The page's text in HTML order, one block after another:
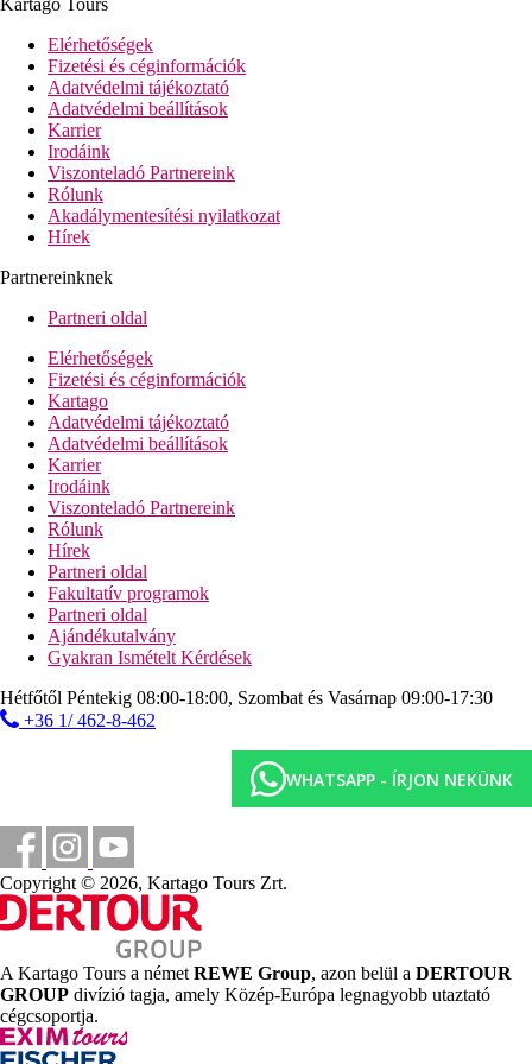
egyágyas oldalról tengerre néző szobák
tengerre néző szobák
egyágyas tengerre néző szobák
kétágyas szobák - melléképület (annex)
egyágyas szobák - melléképület (annex)
Szálloda felszereltsége
hall recepcióval
büféétterem
2 a'la carte-étterem (török, hal, tartózkodásonként 1x
ingyenes, előzetes foglalás szükséges)
lobby-bár
panorámás bár
diszkó
Wi-Fi ingyenesen
színpad
üzlet
konferenciaterem
fodrászat
2 medence (napágyak és napernyők ingyenesen)
2 csúszda
strandbár
Tengerpart
homokos strand kb. 200 m-re (ingyenes buszjárat)
napágyak és napernyők ingyenesen, törölközpk
ingyenesen (csere térítés ellenében)
Sport és szórakozás ingyenesen
vízi gimnasztika
boccia
darts
asztalitenisz
strandröplabda
aerobic
teniszpálya (kivilágítás és felszerelés térítés ellenében)
Sport és szórakozás térítés ellenében
vízi sportok a strandon (helyi szolgáltatóknál)
Kartago Tours
Elérhetőségek
Fizetési és céginformációk
Adatvédelmi tájékoztató
Adatvédelmi beállítások
Karrier
Irodáink
Viszonteladó Partnereink
Rólunk
Akadálymentesítési nyilatkozat
Hírek
Partnereinknek
Partneri oldal
Elérhetőségek
Fizetési és céginformációk
Kartago
Adatvédelmi tájékoztató
Adatvédelmi beállítások
Karrier
Irodáink
Viszonteladó Partnereink
Rólunk
Hírek
Partneri oldal
Fakultatív programok
Partneri oldal
Ajándékutalvány
Gyakran Ismételt Kérdések
Hétfőtől Péntekig 08:00-18:00, Szombat és Vasárnap 09:00-17:30
+36 1/ 462-8-462
WHATSAPP - ÍRJON NEKÜNK
Copyright © 2026, Kartago Tours Zrt.
A Kartago Tours a német REWE Group, azon belül a DERTOUR
GROUP divízió tagja, amely Közép-Európa legnagyobb utaztató
cégcsoportja.